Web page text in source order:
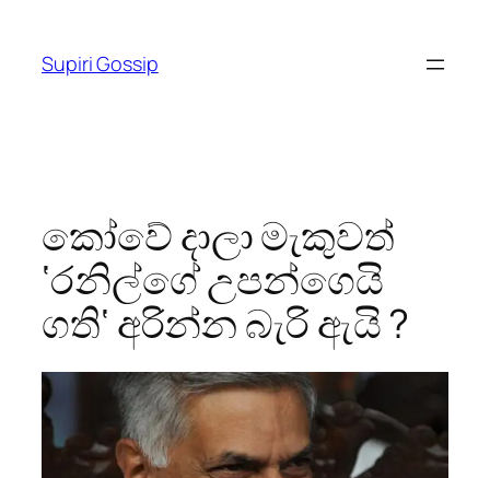
content
Supiri Gossip
කෝවේ දාලා මැකුවත්
‘රනිල්ගේ උපන්ගෙයි
ගති‘ අරින්න බැරි ඇයි ?